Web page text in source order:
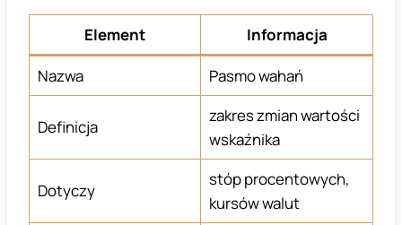
Element
Informacja
Nazwa
Pasmo wahań
Definicja
zakres zmian wartości
wskaźnika
Dotyczy
stóp procentowych,
kursów walut